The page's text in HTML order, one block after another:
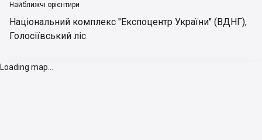
Найближчі орієнтири
Національний комплекс "Експоцентр України" (ВДНГ),
Голосіївський ліс
Loading map...